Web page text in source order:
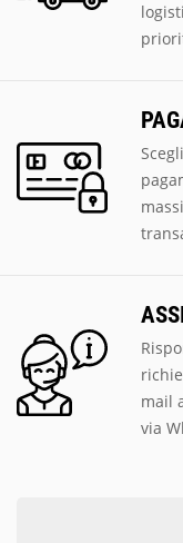
mail
via